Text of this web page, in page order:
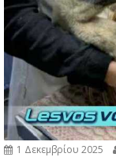
1 Δεκεμβρίου 2025